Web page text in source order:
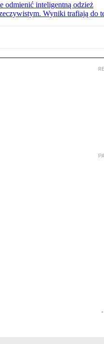
odmienić inteligentną odzież
Wyniki trafiają do